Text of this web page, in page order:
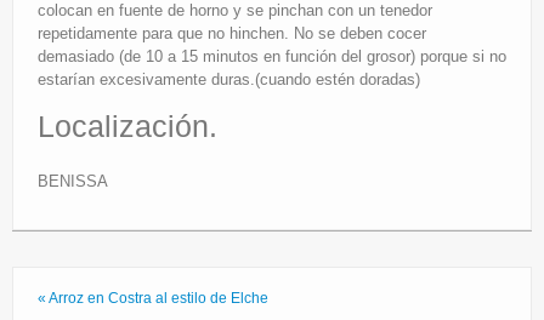
colocan en fuente de horno y se pinchan con un tenedor
repetidamente para que no hinchen. No se deben cocer
demasiado (de 10 a 15 minutos en función del grosor) porque si no
estarían excesivamente duras.(cuando estén doradas)
Localización.
BENISSA
« Arroz en Costra al estilo de Elche